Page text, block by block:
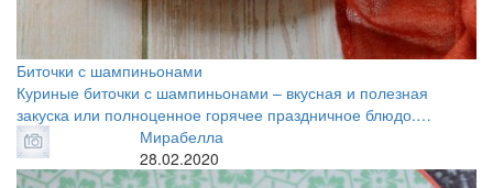
Биточки с шампиньонами
Куриные биточки с шампиньонами – вкусная и полезная
закуска или полноценное горячее праздничное блюдо.…
Мирабелла
28.02.2020